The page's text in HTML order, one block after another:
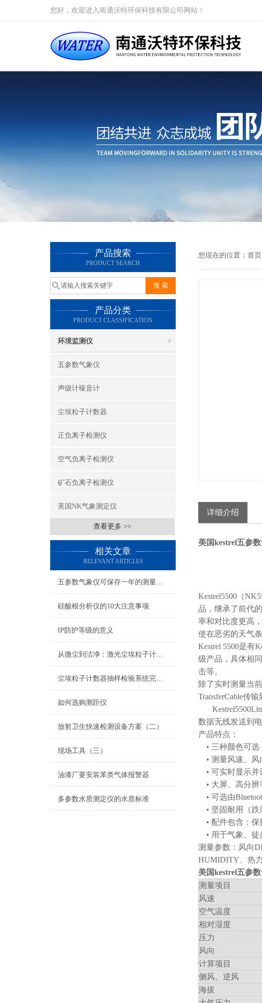
您好，欢迎进入南通沃特环保科技有限公司网站！
产品搜索
PRODUCT SEARCH
产品分类
PRODUCT CLASSIFICATION
环境监测仪
五参数气象仪
声级计噪音计
尘埃粒子计数器
正负离子检测仪
空气负离子检测仪
矿石负离子检测仪
美国NK气象测定仪
查看更多 >>
相关文章
RELEVANT ARTICLES
五参数气象仪可保存一年的测量数据
硅酸根分析仪的10大注意事项
IP防护等级的意义
从微尘到洁净：激光尘埃粒子计数器在空气质量监测中的关键作用
尘埃粒子计数器抽样检验系统完成产品检测目标
如何选购测距仪
放射卫生快速检测设备方案（二）
现场工具（三）
油漆厂要安装苯类气体报警器
多参数水质测定仪的水质标准
您现在的位置： 首页
详细介绍
美国kestrel五参
Kestrel5500 （
品，继承了前代
率和对比度更高
使在恶劣的天气
Kestrel 5500是有
级产品，具体相
击等。
除了实时测量当
TransferCable传输
数据无线发送到
产品特点：
• 三种颜色可
• 测量风速、风
• 可实时显示并
• 大屏、高分辨
• 可选由
• 坚固耐用（跌
• 配件包含：保
• 用于气象、徒
测量参数：风向
HUMIDITY、热
美国kestrel五参
测量项目
风速
空气温度
相对湿度
压力
风向
计算项目
侧风、逆风
海拔